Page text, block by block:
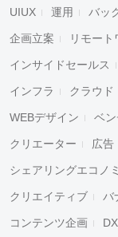
UIUX 運用 バッ
企画立案 リモート
インサイドセールス
インフラ クラウド
WEBデザイン ベ
クリエーター 広告
シェアリングエコノ
クリエイティブ バ
コンテンツ企画 DX